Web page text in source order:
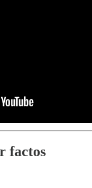
factos